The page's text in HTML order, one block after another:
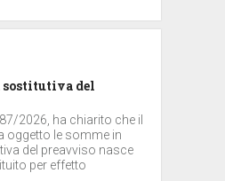
sostitutiva del
2026, ha chiarito che il
oggetto le somme in
del preavviso nasce
per effetto